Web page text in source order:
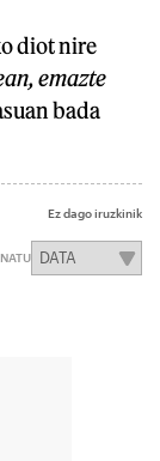
diot nire
emazte
bada
Ez dago iruzkinik